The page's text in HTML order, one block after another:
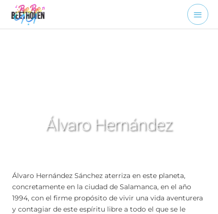
contenido
Menú
Álvaro Hernández
Álvaro Hernández Sánchez aterriza en este planeta,
concretamente en la ciudad de Salamanca, en el año
1994, con el firme propósito de vivir una vida aventurera
y contagiar de este espíritu libre a todo el que se le